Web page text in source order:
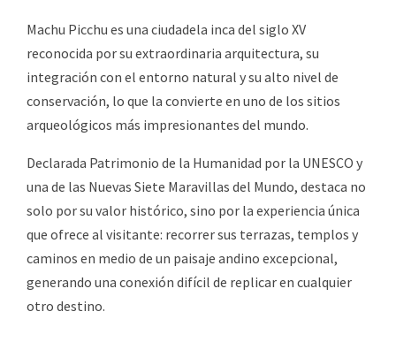
Machu Picchu es una ciudadela inca del siglo XV
reconocida por su extraordinaria arquitectura, su
integración con el entorno natural y su alto nivel de
conservación, lo que la convierte en uno de los sitios
arqueológicos más impresionantes del mundo.
Declarada Patrimonio de la Humanidad por la UNESCO y
una de las Nuevas Siete Maravillas del Mundo, destaca no
solo por su valor histórico, sino por la experiencia única
que ofrece al visitante: recorrer sus terrazas, templos y
caminos en medio de un paisaje andino excepcional,
generando una conexión difícil de replicar en cualquier
otro destino.